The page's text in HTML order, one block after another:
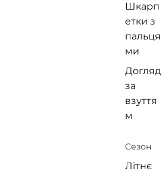
Шкарп
етки з
пальця
ми
Догляд
за
взуття
м
Сезон
Літнє